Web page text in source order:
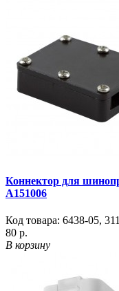
Коннектор для
A151006
Код товара: 6438-05, 311
80 р.
В корзину